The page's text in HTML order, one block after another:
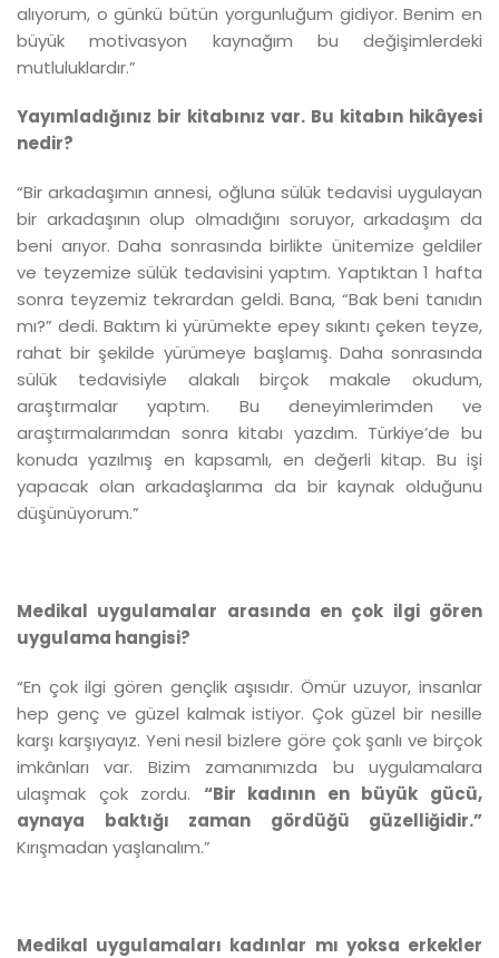
alıyorum, o günkü bütün yorgunluğum gidiyor. Benim en
büyük motivasyon kaynağım bu değişimlerdeki
mutluluklardır.”
Yayımladığınız bir kitabınız var. Bu kitabın hikâyesi
nedir?
“Bir arkadaşımın annesi, oğluna sülük tedavisi uygulayan
bir arkadaşının olup olmadığını soruyor, arkadaşım da
beni arıyor. Daha sonrasında birlikte ünitemize geldiler
ve teyzemize sülük tedavisini yaptım. Yaptıktan 1 hafta
sonra teyzemiz tekrardan geldi. Bana, “Bak beni tanıdın
mı?” dedi. Baktım ki yürümekte epey sıkıntı çeken teyze,
rahat bir şekilde yürümeye başlamış. Daha sonrasında
sülük tedavisiyle alakalı birçok makale okudum,
araştırmalar yaptım. Bu deneyimlerimden ve
araştırmalarımdan sonra kitabı yazdım. Türkiye’de bu
konuda yazılmış en kapsamlı, en değerli kitap. Bu işi
yapacak olan arkadaşlarıma da bir kaynak olduğunu
düşünüyorum.”
Medikal uygulamalar arasında en çok ilgi gören
uygulama hangisi?
“En çok ilgi gören gençlik aşısıdır. Ömür uzuyor, insanlar
hep genç ve güzel kalmak istiyor. Çok güzel bir nesille
karşı karşıyayız. Yeni nesil bizlere göre çok şanlı ve birçok
imkânları var. Bizim zamanımızda bu uygulamalara
ulaşmak çok zordu. “Bir kadının en büyük gücü,
aynaya baktığı zaman gördüğü güzelliğidir.”
Kırışmadan yaşlanalım.”
Medikal uygulamaları kadınlar mı yoksa erkekler